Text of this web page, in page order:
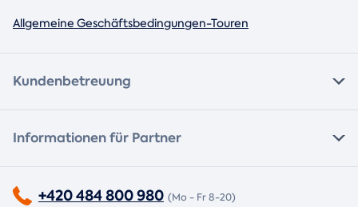
Allgemeine Geschäftsbedingungen-Touren
Kundenbetreuung
Informationen für Partner
+420 484 800 980 (Mo - Fr 8-20)